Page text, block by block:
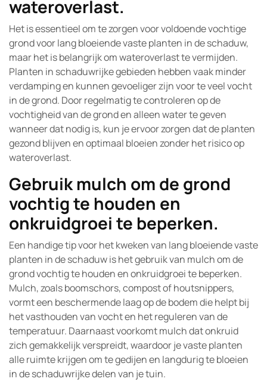
wateroverlast.
Het is essentieel om te zorgen voor voldoende vochtige
grond voor lang bloeiende vaste planten in de schaduw,
maar het is belangrijk om wateroverlast te vermijden.
Planten in schaduwrijke gebieden hebben vaak minder
verdamping en kunnen gevoeliger zijn voor te veel vocht
in de grond. Door regelmatig te controleren op de
vochtigheid van de grond en alleen water te geven
wanneer dat nodig is, kun je ervoor zorgen dat de planten
gezond blijven en optimaal bloeien zonder het risico op
wateroverlast.
Gebruik mulch om de grond
vochtig te houden en
onkruidgroei te beperken.
Een handige tip voor het kweken van lang bloeiende vaste
planten in de schaduw is het gebruik van mulch om de
grond vochtig te houden en onkruidgroei te beperken.
Mulch, zoals boomschors, compost of houtsnippers,
vormt een beschermende laag op de bodem die helpt bij
het vasthouden van vocht en het reguleren van de
temperatuur. Daarnaast voorkomt mulch dat onkruid
zich gemakkelijk verspreidt, waardoor je vaste planten
alle ruimte krijgen om te gedijen en langdurig te bloeien
in de schaduwrijke delen van je tuin.